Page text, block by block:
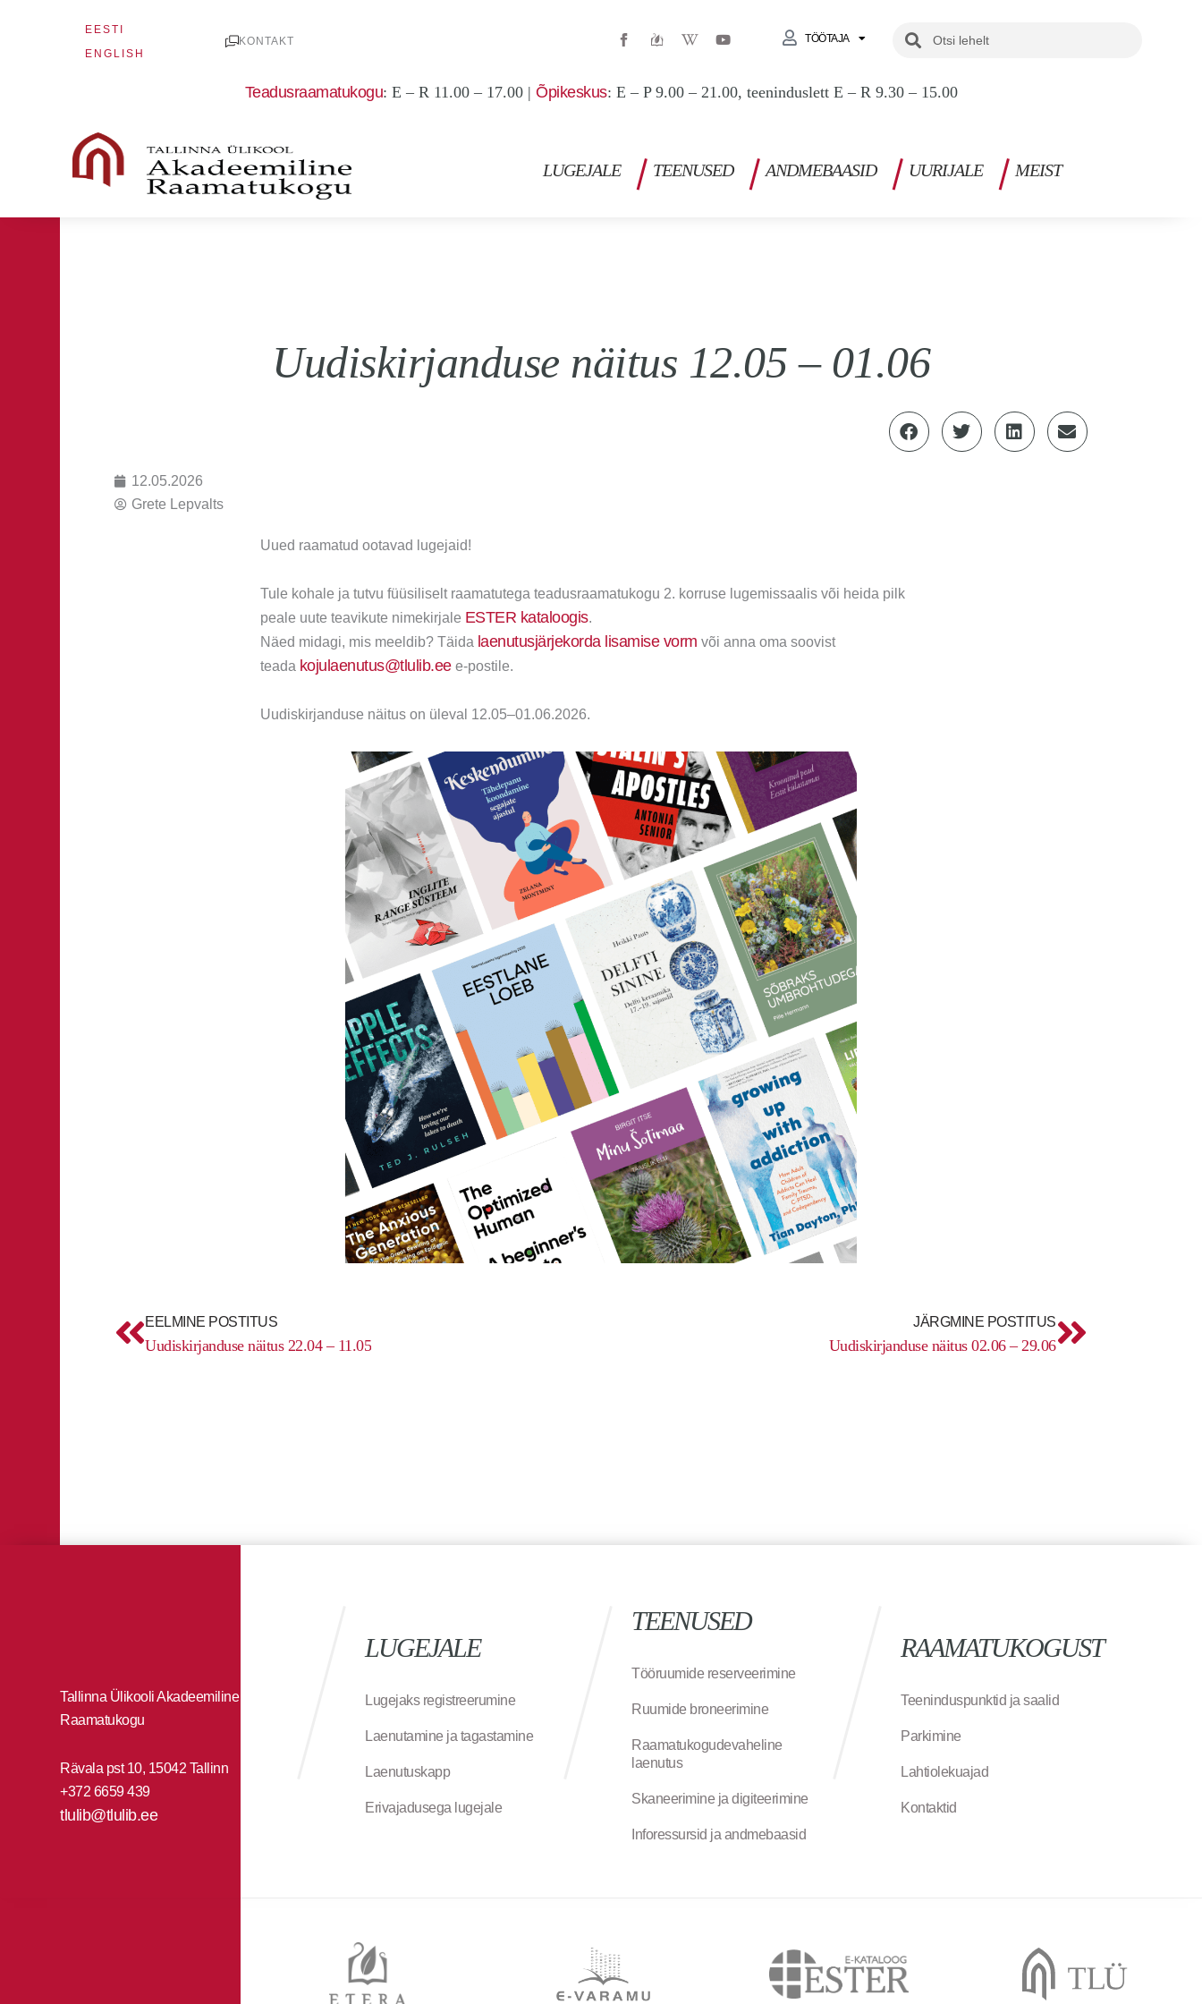
EESTI
ENGLISH
KONTAKT
W
i
e
w
Y
o
u
b
TÖÖTAJA SearchSearch
Teadusraamatukogu: E – R 11.00 – 17.00 | Õpikeskus: E – P 9.00 – 21.00, teeninduslett E – R 9.30 – 15.00
LUGEJALE TEENUSED ANDMEBAASID UURIJALE MEIST
Uudiskirjanduse näitus 12.05 – 01.06
12.05.2026
Grete Lepvalts
Uued raamatud ootavad lugejaid!
Tule kohale ja tutvu füüsiliselt raamatutega teadusraamatukogu 2. korruse lugemissaalis või heida pilk
peale uute teavikute nimekirjale ESTER kataloogis.
Näed midagi, mis meeldib? Täida laenutusjärjekorda lisamise vorm või anna oma soovist
teada kojulaenutus@tlulib.eee-postile.
Uudiskirjanduse näitus on üleval 12.05–01.06.2026.
EELMINE POSTITUS
Uudiskirjanduse näitus 22.04 – 11.05
JÄRGMINE POSTITUS
Uudiskirjanduse näitus 02.06 – 29.06
Tallinna Ülikooli Akadeemiline
Raamatukogu
Rävala pst 10, 15042 Tallinn
+372 6659 439
tlulib@tlulib.ee
LUGEJALE
Lugejaks registreerumine
Laenutamine ja tagastamine
Laenutuskapp
Erivajadusega lugejale
TEENUSED
Tööruumide reserveerimine
Ruumide broneerimine
Raamatukogudevaheline
laenutus
Skaneerimine ja digiteerimine
Inforessursid ja andmebaasid
RAAMATUKOGUST
Teeninduspunktid ja saalid
Parkimine
Lahtiolekuajad
Kontaktid